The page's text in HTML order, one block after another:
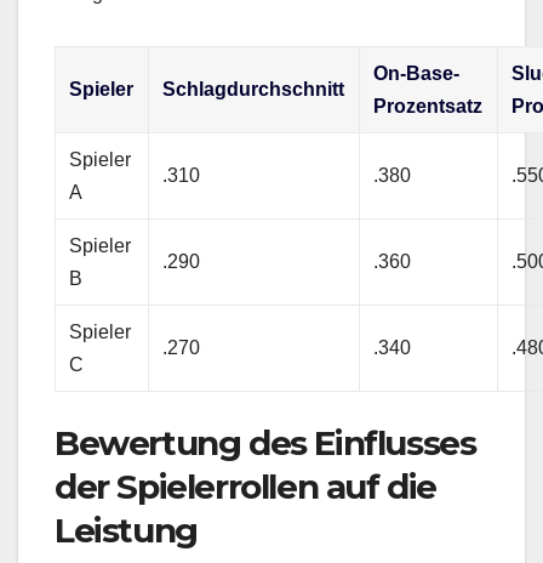
Spieler Schlagdurchschnitt
On-Base-
Prozentsatz
Spieler
A
.310 .380
Spieler
B
.290 .360
Spieler
C
.270 .340
Bewertung des Einflusses
der Spielerrollen auf die
Leistung